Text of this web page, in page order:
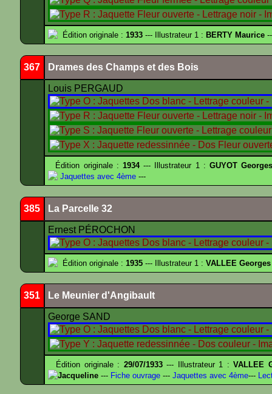
Édition originale : 1933 --- Illustrateur 1 : BERTY Maurice
367 Drames des Champs et des Bois
Louis PERGAUD
Édition originale : 1934--- Illustrateur 1 : GUYOT
Jaquettes avec 4ème ---
385 La Parcelle 32
Ernest PÉROCHON
Édition originale : 1935 --- Illustrateur 1 : VALLEE Georges
351 Le Meunier d'Angibault
George SAND
Édition originale : 29/07/1933--- Illustrateur 1 :VALLEE
Jacqueline --- Fiche ouvrage --- Jaquettes avec 4ème---